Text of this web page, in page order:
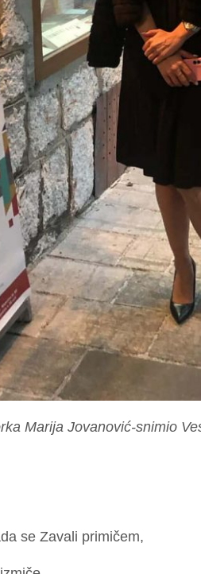
Marija Jovanović-snimio
se Zavali primičem,